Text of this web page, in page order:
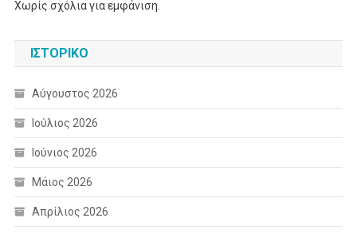
Χωρίς σχόλια για εμφάνιση.
ΙΣΤΟΡΙΚΌ
Αύγουστος 2026
Ιούλιος 2026
Ιούνιος 2026
Μάιος 2026
Απρίλιος 2026